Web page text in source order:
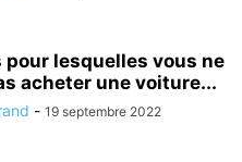
pour lesquelles vous ne
acheter une voiture...
- 19 septembre 2022